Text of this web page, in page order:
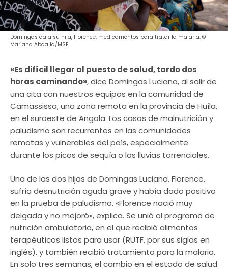
Domingas da a su hija, Florence, medicamentos para tratar la malaria. ©
Mariana Abdalla/MSF
«Es difícil llegar al puesto de salud, tardo dos
horas caminando», dice Domingas Luciana, al salir de
una cita con nuestros equipos en la comunidad de
Camassissa, una zona remota en la provincia de Huíla,
en el suroeste de Angola. Los casos de malnutrición y
paludismo son recurrentes en las comunidades
remotas y vulnerables del país, especialmente
durante los picos de sequía o las lluvias torrenciales.
Una de las dos hijas de Domingas Luciana, Florence,
sufría desnutrición aguda grave y había dado positivo
en la prueba de paludismo. «Florence nació muy
delgada y no mejoró», explica. Se unió al programa de
nutrición ambulatoria, en el que recibió alimentos
terapéuticos listos para usar (RUTF, por sus siglas en
inglés), y también recibió tratamiento para la malaria.
En solo tres semanas, el cambio en el estado de salud